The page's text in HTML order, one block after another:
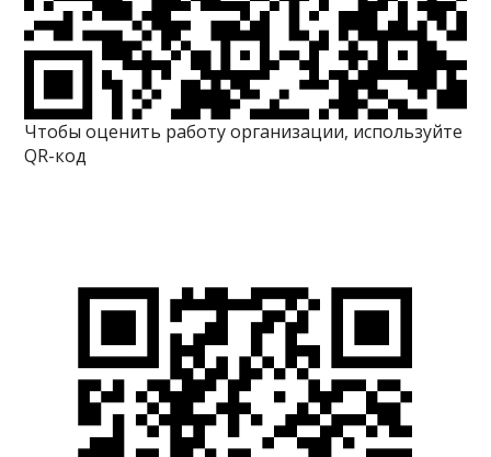
Чтобы оценить работу организации, используйте
QR-код